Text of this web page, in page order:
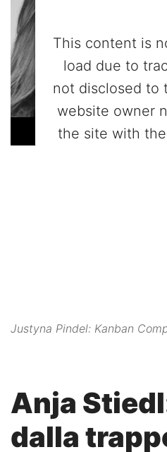
This content is
load due to
not disclosed to
website owner
the site with
Justyna Pindel: Kanban
Anja
dalla